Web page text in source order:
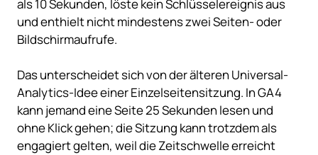
als 10 Sekunden, löste kein Schlüsselereignis aus
und enthielt nicht mindestens zwei Seiten- oder
Bildschirmaufrufe.
Das unterscheidet sich von der älteren Universal-
Analytics-Idee einer Einzelseitensitzung. In GA4
kann jemand eine Seite 25 Sekunden lesen und
ohne Klick gehen; die Sitzung kann trotzdem als
engagiert gelten, weil die Zeitschwelle erreicht